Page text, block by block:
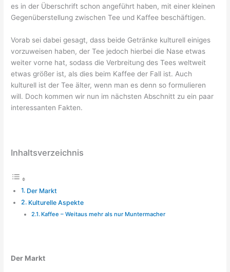
es in der Überschrift schon angeführt haben, mit einer kleinen
Gegenüberstellung zwischen Tee und Kaffee beschäftigen.
Vorab sei dabei gesagt, dass beide Getränke kulturell einiges
vorzuweisen haben, der Tee jedoch hierbei die Nase etwas
weiter vorne hat, sodass die Verbreitung des Tees weltweit
etwas größer ist, als dies beim Kaffee der Fall ist. Auch
kulturell ist der Tee älter, wenn man es denn so formulieren
will. Doch kommen wir nun im nächsten Abschnitt zu ein paar
interessanten Fakten.
Inhaltsverzeichnis
Der Markt
Kulturelle Aspekte
Kaffee – Weitaus mehr als nur Muntermacher
Der Markt